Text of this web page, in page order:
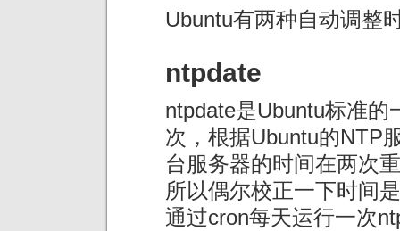
Ubuntu有两种自动调整
ntpdate
ntpdate是Ubuntu标准
次，根据Ubuntu的NTP
台服务器的时间在两次
所以偶尔校正一下时间
通过cron每天运行一次